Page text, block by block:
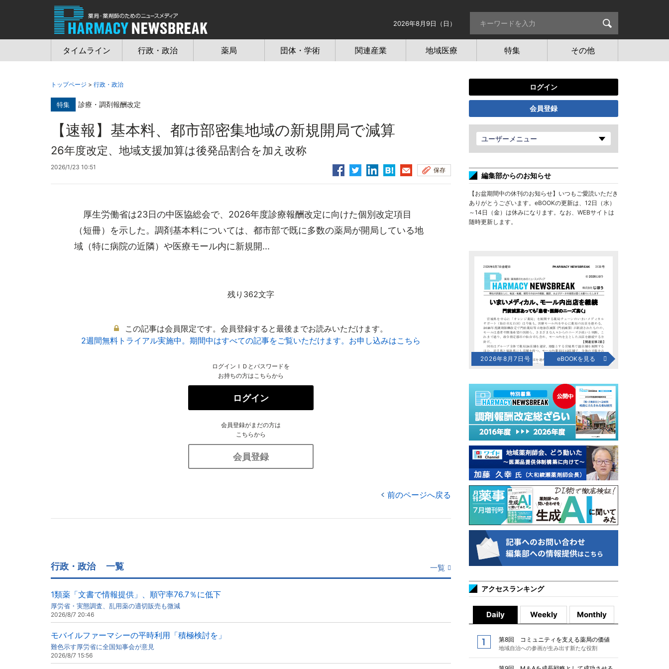
2026年8月9日（日）
タイムライン 行政・政治 薬局 団体・学術 関連産業 地域医療 特集 その他
トップページ > 行政・政治
特集 診療・調剤報酬改定
【速報】基本料、都市部密集地域の新規開局で減算
26年度改定、地域支援加算は後発品割合を加え改称
2026/1/23 10:51 保存
厚生労働省は23日の中医協総会で、2026年度診療報酬改定に向けた個別改定項目
（短冊）を示した。調剤基本料については、都市部で既に多数の薬局が開局している地
域（特に病院の近隣）や医療モール内に新規開...
残り362文字
この記事は会員限定です。会員登録すると最後までお読みいただけます。
2週間無料トライアル実施中。期間中はすべての記事をご覧いただけます。お申し込みはこちら
ログインＩＤとパスワードを
お持ちの方はこちらから
ログイン
会員登録がまだの方は
こちらから
会員登録
前のページへ戻る
行政・政治 一覧 一覧
1類薬「文書で情報提供」、順守率76.7％に低下
厚労省・実態調査、乱用薬の適切販売も微減
2026/8/7 20:46
モバイルファーマシーの平時利用「積極検討を」
難色示す厚労省に全国知事会が意見
2026/8/7 15:56
ログイン
会員登録
ユーザーメニュー
編集部からのお知らせ
【お盆期間中の休刊のお知らせ】いつもご愛読いただき
ありがとうございます。eBOOKの更新は、12日（水）
～14日（金）は休みになります。なお、WEBサイトは
随時更新します。
2026年8月7日号 eBOOKを見る
アクセスランキング
Daily Weekly Monthly
第8回 コミュニティを支える薬局の価値
地域自治への参画が生み出す新たな役割